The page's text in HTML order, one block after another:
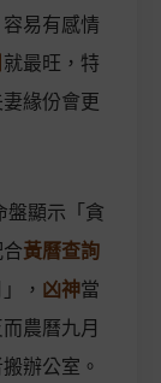
易有感情
就最旺，特
緣份會更
盤顯示「貪
黃曆查詢
， 凶神當
農曆九月
辦公室。